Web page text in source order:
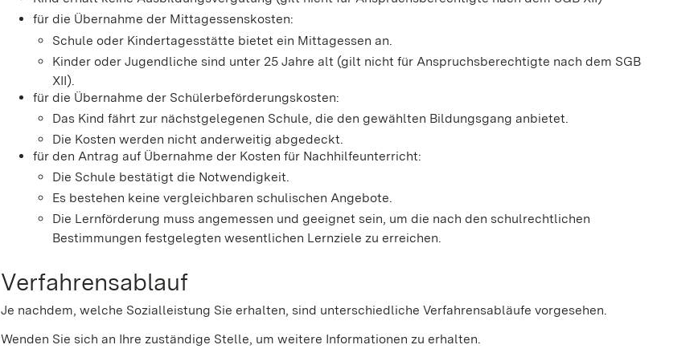
für die Übernahme der Mittagessenskosten:
Schule oder Kindertagesstätte bietet ein Mittagessen an.
Kinder oder Jugendliche sind unter 25 Jahre alt (gilt nicht für Anspruchsberechtigte nach dem SGB
XII)
für die Übernahme der Schülerbeförderungskosten:
Das Kind fährt zur nächstgelegenen Schule, die den gewählten Bildungsgang anbietet.
Die Kosten werden nicht anderweitig abgedeckt.
für den Antrag auf Übernahme der Kosten für Nachhilfeunterricht:
Die Schule bestätigt die Notwendigkeit.
Es bestehen keine vergleichbaren schulischen Angebote.
Die Lernförderung muss angemessen und geeignet sein, um die nach den schulrechtlichen
Bestimmungen festgelegten wesentlichen Lernziele zu erreichen.
Verfahrensablauf
Je nachdem, welche Sozialleistung Sie erhalten, sind unterschiedliche Verfahrensabläufe vorgesehen.
Wenden Sie sich an Ihre zuständige Stelle, um weitere Informationen zu erhalten.